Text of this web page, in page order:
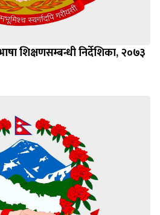
शिक्षणसम्बन्धी निर्देशिका, २०७३